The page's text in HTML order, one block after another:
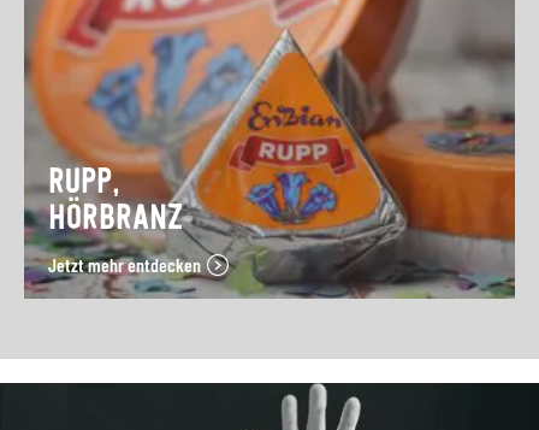
RUPP,
HÖRBRANZ
Jetzt mehr entdecken